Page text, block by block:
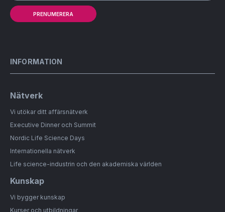
PRENUMERERA
INFORMATION
Nätverk
Vi utökar ditt affärsnätverk
Executive Dinner och Summit
Nordic Life Science Days
Internationella nätverk
Life science-industrin och den akademiska världen
Kunskap
Vi bygger kunskap
Kurser och utbildningar